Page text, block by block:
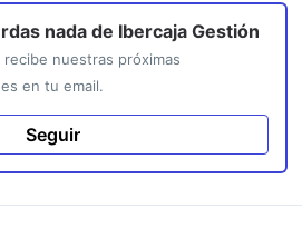
nada de Ibercaja Gestión
recibe nuestras próximas
en tu email.
Seguir